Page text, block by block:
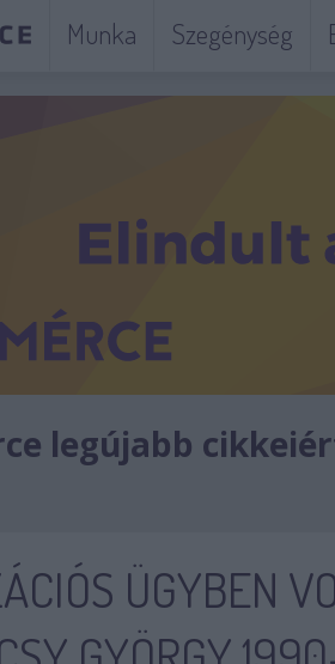
Munka Szegénység
legújabb
ÜGYBEN